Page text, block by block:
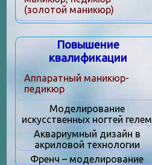
(золотой маникюр)
Повышение
квалификации
Аппаратный маникюр-
педикюр
Моделирование
искусственных ногтей гелем
Аквариумный дизайн в
акриловой технологии
Френч – моделирование